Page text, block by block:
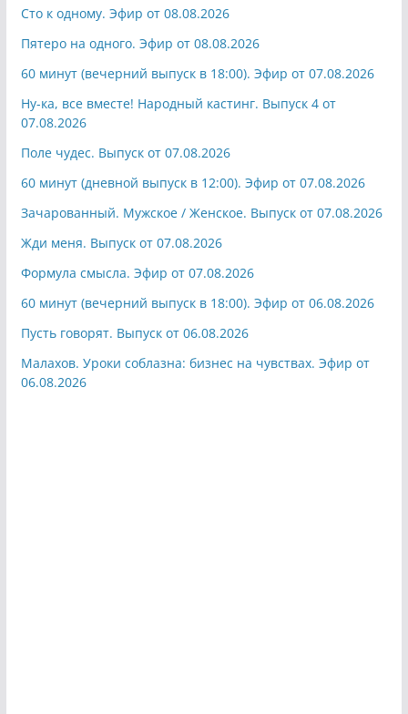
Сто к одному. Эфир от 08.08.2026
Пятеро на одного. Эфир от 08.08.2026
60 минут (вечерний выпуск в 18:00). Эфир от 07.08.2026
Ну-ка, все вместе! Народный кастинг. Выпуск 4 от
07.08.2026
Поле чудес. Выпуск от 07.08.2026
60 минут (дневной выпуск в 12:00). Эфир от 07.08.2026
Зачарованный. Мужское / Женское. Выпуск от 07.08.2026
Жди меня. Выпуск от 07.08.2026
Формула смысла. Эфир от 07.08.2026
60 минут (вечерний выпуск в 18:00). Эфир от 06.08.2026
Пусть говорят. Выпуск от 06.08.2026
Малахов. Уроки соблазна: бизнес на чувствах. Эфир от
06.08.2026